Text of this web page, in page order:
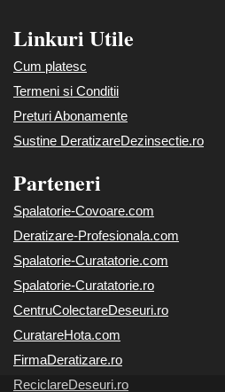
Linkuri Utile
Cum platesc
Termeni si Conditii
Preturi Abonamente
Sustine DeratizareDezinsectie.ro
Parteneri
Spalatorie-Covoare.com
Deratizare-Profesionala.com
Spalatorie-Curatatorie.com
Spalatorie-Curatatorie.ro
CentruColectareDeseuri.ro
CuratareHota.com
FirmaDeratizare.ro
ReciclareDeseuri.ro